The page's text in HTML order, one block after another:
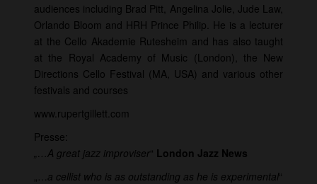
audiences including Brad Pitt, Angelina Jolie, Jude Law,
Orlando Bloom and HRH Prince Philip. He is a lecturer
at the Cello Akademie Rutesheim and has also taught
at the Royal Academy of Music (London), the New
Directions Cello Festival (MA, USA) and various other
festivals and courses
www.rupertgillett.com
Presse:
„…A great jazz improviser“ London Jazz News
a cellist who is as outstanding as he is experimental“